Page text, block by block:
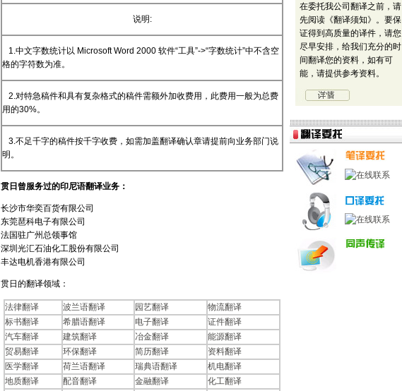
说明:
1.中文字数统计以 Microsoft Word 2000 软件“工具”->“字数统计”中不含空
格的字符数为准。
2.对特急稿件和具有复杂格式的稿件需额外加收费用，此费用一般为总费
用的30%。
3.不足千字的稿件按千字收费，如需加盖翻译确认章请提前向业务部门说
明。
贯日曾服务过的印尼语翻译业务：
长沙市华奕百货有限公司
东莞琶科电子有限公司
法国驻广州总领事馆
深圳光汇石油化工股份有限公司
丰达电机香港有限公司
贯日的翻译领域：
法律翻译 波兰语翻译 园艺翻译
物流翻译
标书翻译
希腊语翻译 电子翻译
证件翻译
汽车翻译
建筑翻译 冶金翻译
能源翻译
贸易翻译
环保翻译 简历翻译
资料翻译
医学翻译
荷兰语翻译 瑞典语翻译
机电翻译
地质翻译
配音翻译 金融翻译 化工翻译
在委托我公司翻译之前，请
先阅读《翻译须知》。要保
证得到高质量的译件，请您
尽早安排，给我们充分的时
间翻译您的资料，如有可
能，请提供参考资料。